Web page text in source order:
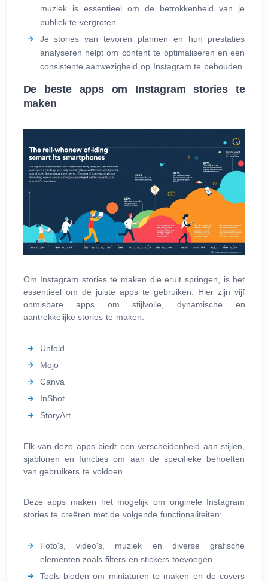
muziek is essentieel om de betrokkenheid van je
publiek te vergroten.
Je stories van tevoren plannen en hun prestaties
analyseren helpt om content te optimaliseren en een
consistente aanwezigheid op Instagram te behouden.
De beste apps om Instagram stories te
maken
Om Instagram stories te maken die eruit springen, is het
essentieel om de juiste apps te gebruiken. Hier zijn vijf
onmisbare apps om stijlvolle, dynamische en
aantrekkelijke stories te maken:
Unfold
Mojo
Canva
InShot
StoryArt
Elk van deze apps biedt een verscheidenheid aan stijlen,
sjablonen en functies om aan de specifieke behoeften
van gebruikers te voldoen.
Deze apps maken het mogelijk om originele Instagram
stories te creëren met de volgende functionaliteiten:
Foto's, video's, muziek en diverse grafische
elementen zoals filters en stickers toevoegen
Tools bieden om miniaturen te maken en de covers